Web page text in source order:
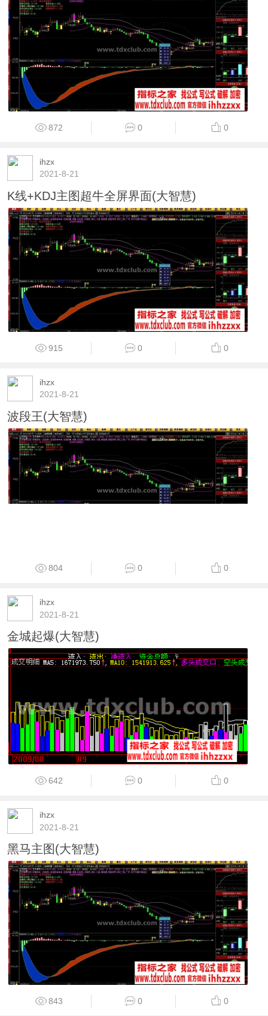
872 0 0
ihzx
2021-8-21
K线+KDJ主图超牛全屏界面(大智慧)
915 0 0
ihzx
2021-8-21
波段王(大智慧)
804 0 0
ihzx
2021-8-21
金城起爆(大智慧)
642 0 0
ihzx
2021-8-21
黑马主图(大智慧)
843 0 0